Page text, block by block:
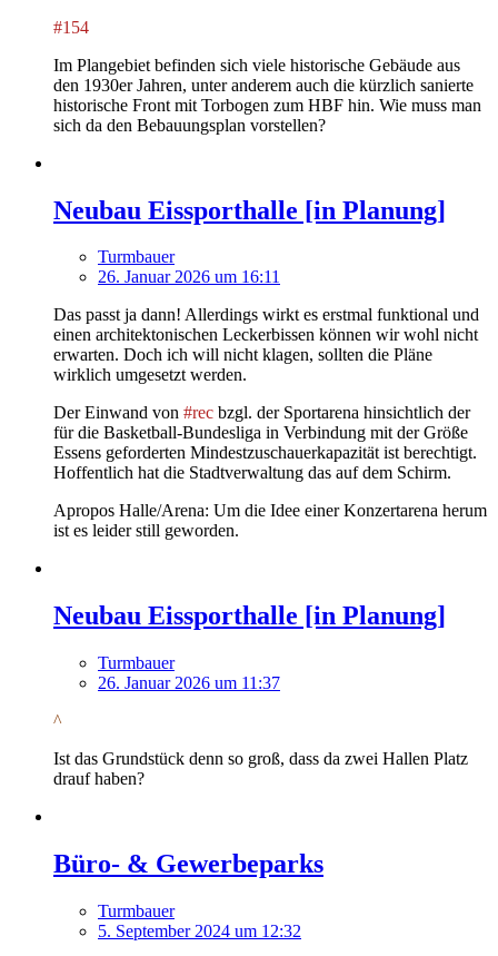
#154
Im Plangebiet befinden sich viele historische Gebäude aus
den 1930er Jahren, unter anderem auch die kürzlich sanierte
historische Front mit Torbogen zum HBF hin. Wie muss man
sich da den Bebauungsplan vorstellen?
Neubau Eissporthalle [in Planung]
Turmbauer
26. Januar 2026 um 16:11
Das passt ja dann! Allerdings wirkt es erstmal funktional und
einen architektonischen Leckerbissen können wir wohl nicht
erwarten. Doch ich will nicht klagen, sollten die Pläne
wirklich umgesetzt werden.
Der Einwand von #rec bzgl. der Sportarena hinsichtlich der
für die Basketball-Bundesliga in Verbindung mit der Größe
Essens geforderten Mindestzuschauerkapazität ist berechtigt.
Hoffentlich hat die Stadtverwaltung das auf dem Schirm.
Apropos Halle/Arena: Um die Idee einer Konzertarena herum
ist es leider still geworden.
Neubau Eissporthalle [in Planung]
Turmbauer
26. Januar 2026 um 11:37
^
Ist das Grundstück denn so groß, dass da zwei Hallen Platz
drauf haben?
Büro- & Gewerbeparks
Turmbauer
5. September 2024 um 12:32